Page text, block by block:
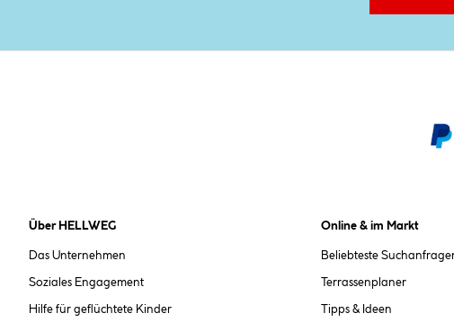
Über HELLWEG
Das Unternehmen
Soziales Engagement
Hilfe für geflüchtete Kinder
Online & im Markt
Beliebteste
Terrassenplaner
Tipps & Ideen